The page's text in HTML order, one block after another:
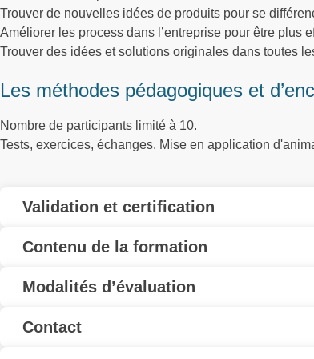
Trouver de nouvelles idées de produits pour se
Améliorer les process dans l’entreprise pour être plus
Trouver des idées et solutions originales dans toutes
Les méthodes pédagogiques et
Nombre de participants limité à 10.
Tests, exercices, échanges. Mise en application
Validation et certification
Contenu de la formation
Modalités d’évaluation
Contact